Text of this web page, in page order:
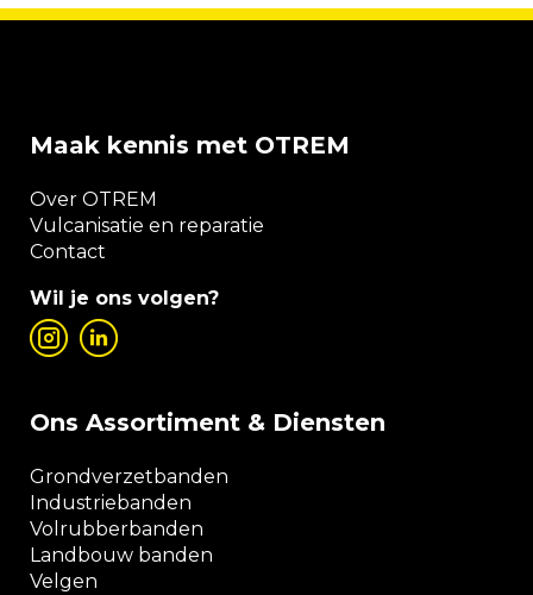
Ons Assortiment & Diensten
Grondverzetbanden
Industriebanden
Volrubberbanden
Landbouw banden
Velgen
Maak kennis met OTREM
Over OTREM
Vulcanisatie en reparatie
Contact
Wil je ons volgen?